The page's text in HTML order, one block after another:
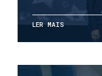
LER MAIS